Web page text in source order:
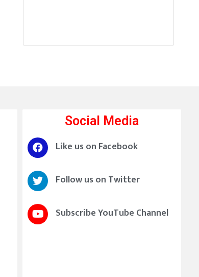
Social Media
Like us on Facebook
Follow us on Twitter
Subscribe YouTube Channel